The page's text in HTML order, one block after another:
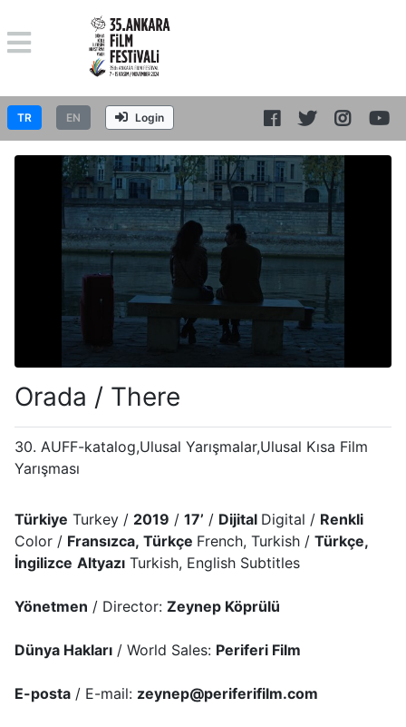
TR EN Login
Orada / There
30. AUFF-katalog,Ulusal Yarışmalar,Ulusal Kısa Film
Yarışması
Türkiye Turkey / 2019 / 17’ / Dijital Digital / Renkli
Color / Fransızca, Türkçe French, Turkish / Türkçe,
İngilizce Altyazı Turkish, English Subtitles
Yönetmen / Director: Zeynep Köprülü
Dünya Hakları / World Sales: Periferi Film
E-posta / E-mail: zeynep@periferifilm.com